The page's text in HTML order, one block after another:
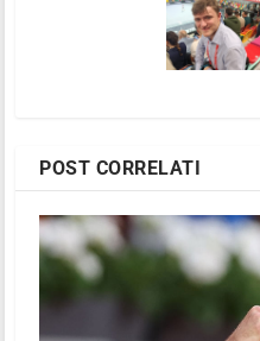
POST CORRELATI